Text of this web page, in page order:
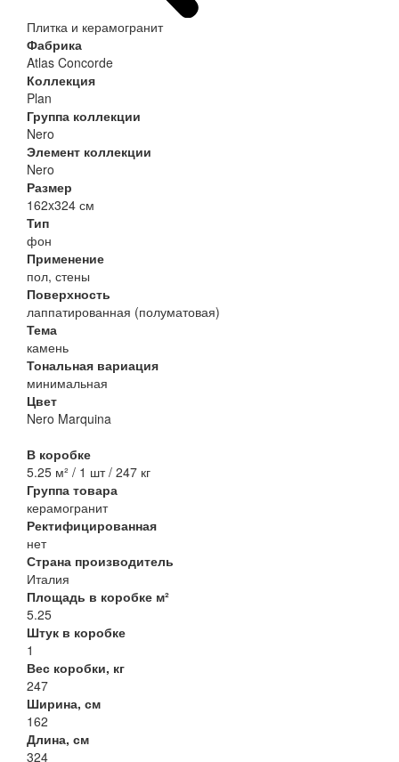
Плитка и керамогранит
Фабрика
Atlas Concorde
Коллекция
Plan
Группа коллекции
Nero
Элемент коллекции
Nero
Размер
162x324 см
Тип
фон
Применение
пол, стены
Поверхность
лаппатированная (полуматовая)
Тема
камень
Тональная вариация
минимальная
Цвет
Nero Marquina
В коробке
5.25 м² / 1 шт / 247 кг
Группа товара
керамогранит
Ректифицированная
нет
Страна производитель
Италия
Площадь в коробке м²
5.25
Штук в коробке
1
Вес коробки, кг
247
Ширина, см
162
Длина, см
324